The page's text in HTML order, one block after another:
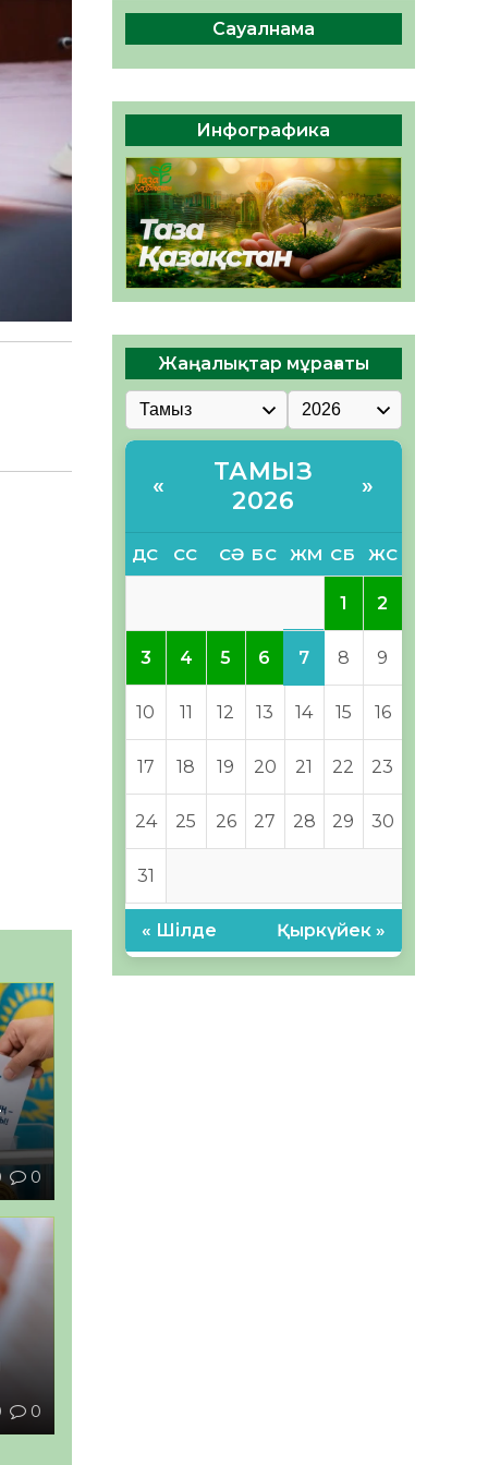
0
0
беруге дайын
ӘРБІР ДАУЫС – ҚОҒАМ
ДАМУЫНА ҚОСЫЛҒАН
ҮЛЕС
05.08.2026
39 0
Сауалнама
Инфографика
Жаңалықтар мұрағаты
«
ТАМЫЗ
2026
»
ДС СС СӘ БС ЖМ СБ ЖС
1 2
3 4 5 6 7 8 9
10 11 12 13 14 15 16
17 18 19 20 21 22 23
24 25 26 27 28 29 30
31
« Шілде Қыркүйек »